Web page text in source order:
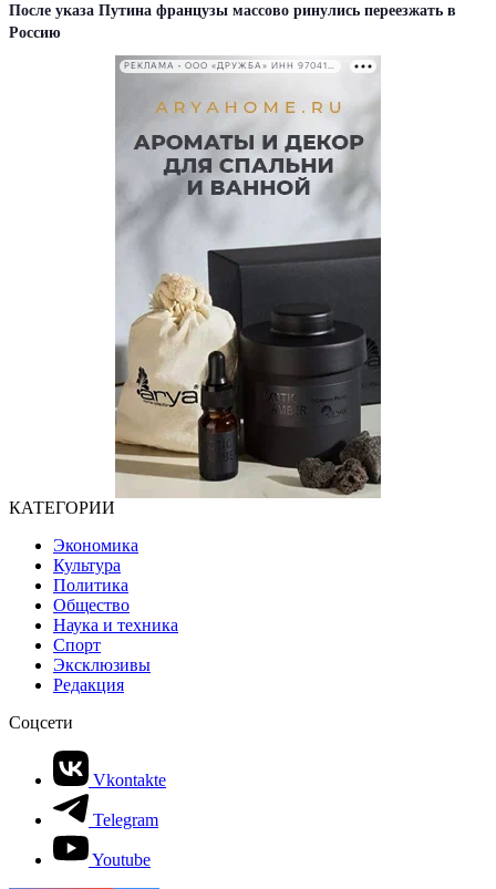
После указа Путина французы массово ринулись переезжать в
Россию
РЕКЛАМА • ООО «ДРУЖБА» ИНН 9704146411
КАТЕГОРИИ
Экономика
Культура
Политика
Общество
Наука и техника
Спорт
Эксклюзивы
Редакция
Соцсети
Vkontakte
Telegram
Youtube